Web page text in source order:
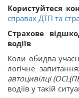
Користуйтеся
справах ДТП та
Страхове
водіїв
Коли обидва
логічне
автоцивілці
водіїв у такій